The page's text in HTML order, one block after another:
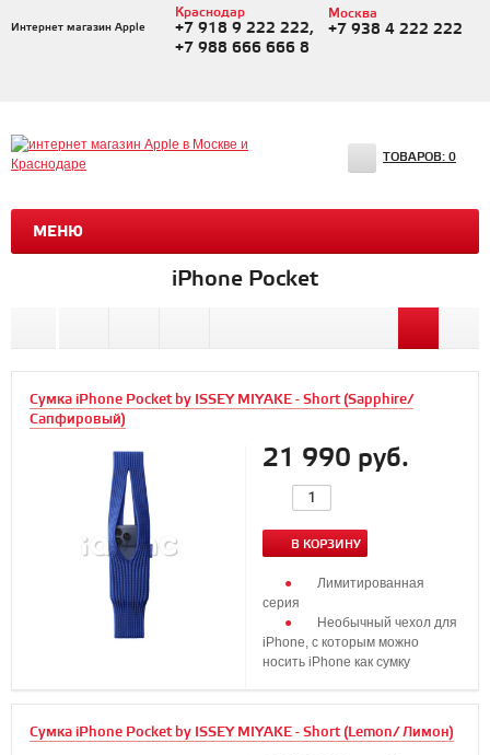
Интернет магазин Apple
Краснодар
+7 918 9 222 222,
+7 988 666 666 8
Москва
+7 938 4 222 222
МЕНЮ
ТОВАРОВ: 0
iPhone Pocket
Сумка iPhone Pocket by ISSEY MIYAKE - Short (Sapphire/
Сапфировый)
21 990 руб.
В КОРЗИНУ
Лимитированная
серия
Необычный чехол для
iPhone, с которым можно
носить iPhone как сумку
Сумка iPhone Pocket by ISSEY MIYAKE - Short (Lemon/ Лимон)